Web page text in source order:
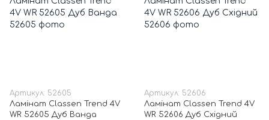
Артикул: 52605
Ламінат Classen Trend 4V
WR 52605 Дуб Ванда
Артикул: 52606
Ламінат Classen Trend 4V
WR 52606 Дуб Східний